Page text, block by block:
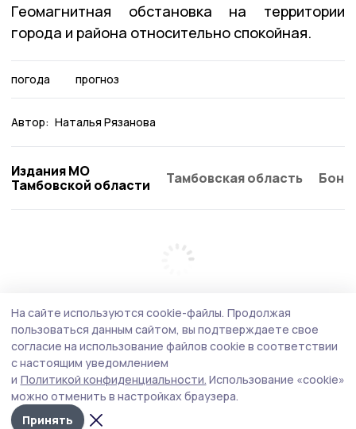
Геомагнитная обстановка на территории
города и района относительно спокойная.
погода прогноз
Автор: Наталья Рязанова
Издания МО
Тамбовской области
Тамбовская область
На сайте используются cookie-файлы. Продолжая
пользоваться данным сайтом, вы подтверждаете свое
согласие на использование файлов cookie в соответствии
с настоящим уведомлением
и Политикой конфиденциальности. Использование «cookie»
можно отменить в настройках браузера.
Принять